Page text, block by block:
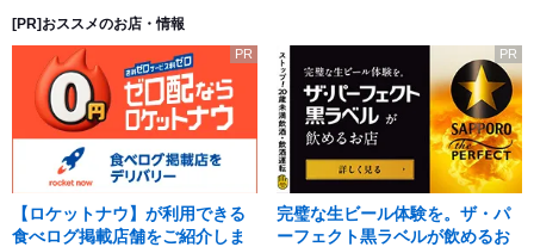
[PR]おススメのお店・情報
PR
【ロケットナウ】が利用できる
食べログ掲載店舗をご紹介しま
PR
完璧な生ビール体験を。ザ・パ
ーフェクト黒ラベルが飲めるお